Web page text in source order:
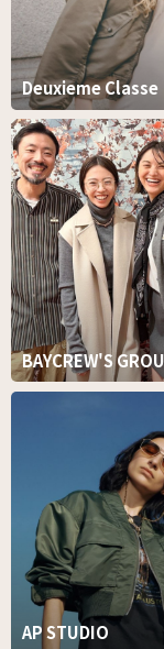
Deuxieme Classe
BAYCREW'S
AP STUDIO